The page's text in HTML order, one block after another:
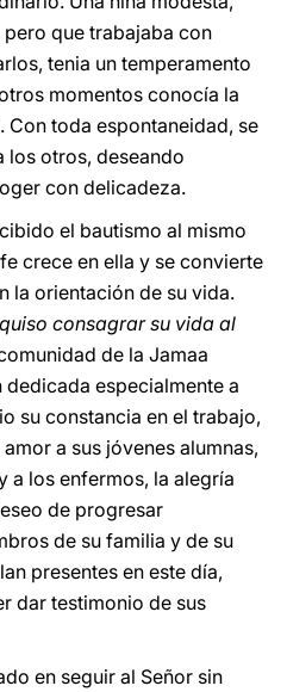
que trabajaba con
tenia un temperamento
momentos conocía la
Con toda espontaneidad, se
los otros, deseando
con delicadeza.
el bautismo al mismo
crece en ella y se convierte
la orientación de su vida.
consagrar su vida al
de la Jamaa
especialmente a
su constancia en el trabajo,
a sus jóvenes alumnas,
a los enfermos, la alegría
de progresar
de su familia y de su
presentes en este día,
dar testimonio de sus
en seguir al Señor sin